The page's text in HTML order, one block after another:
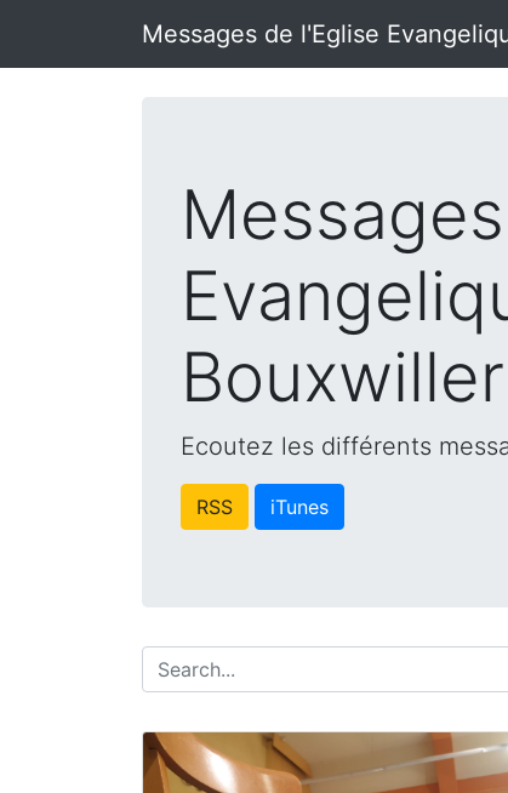
Messages de l'Eglise
Bouxwiller
Ecoutez les différents
RSS iTunes